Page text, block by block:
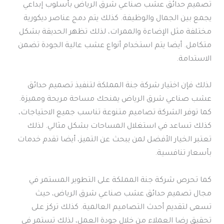
تصميم حدائق عشب صناعي شرق الرياض بأسلوب إبداعي
يجمع بين الجمال والوظيفة. كذلك يتم دمج عناصر ديكورية
مختلفة مثل الإضاءة والممرات، لذلك تظهر الحديقة بشكل
متكامل. أيضا يتم استخدام أنواع عشب عالية الجودة تضمن
الاستدامة.
لذلك فإن اختيار شركة جنة المملكة لتنفيذ تصميم حدائق
عشب صناعي شرق الرياض يمنحك مساحة مريحة ومميزة.
كما توفر الشركة تصاميم متنوعة تناسب جميع الاحتياجات،
كذلك تساعد في استغلال المساحات بشكل مثالي. لذلك
تعتبر الخيار الأفضل لمن يبحث عن التميز، أيضا تقدم خدمات
بأسعار تنافسية.
كما تحرص شركة جنة المملكة على التطوير المستمر في
مجال تصميم حدائق عشب صناعي شرق الرياض، حيث
تسعى لتقديم أحدث التصاميم العالمية. كذلك تركز على
تحقيق رضا العملاء من خلال جودة العمل، لذلك تستمر في